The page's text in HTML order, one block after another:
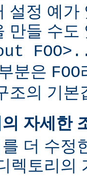
설정 예가
만들 수도
분은 FOO
조의 기
자세한
더 수정
렉토리의